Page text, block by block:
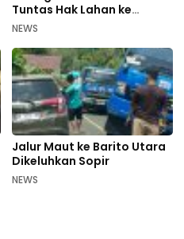
Tuntas Hak Lahan ke
Mahkamah Agung
NEWS
Jalur Maut ke Barito Utara
Dikeluhkan Sopir
NEWS